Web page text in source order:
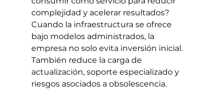
complejidad y acelerar resultados?
Cuando la infraestructura se ofrece
bajo modelos administrados, la
empresa no solo evita inversión inicial.
También reduce la carga de
actualización, soporte especializado y
riesgos asociados a obsolescencia.